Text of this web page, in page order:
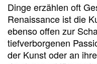
Dinge erzählen oft
Renaissance ist die
ebenso offen zur
tiefverborgenen
der Kunst oder an